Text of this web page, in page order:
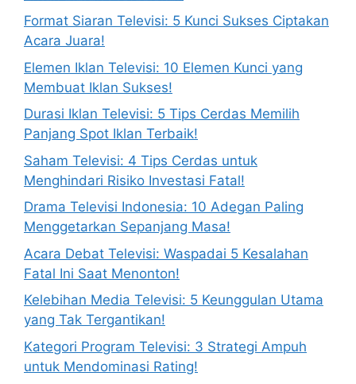
Format Siaran Televisi: 5 Kunci Sukses Ciptakan
Acara Juara!
Elemen Iklan Televisi: 10 Elemen Kunci yang
Membuat Iklan Sukses!
Durasi Iklan Televisi: 5 Tips Cerdas Memilih
Panjang Spot Iklan Terbaik!
Saham Televisi: 4 Tips Cerdas untuk
Menghindari Risiko Investasi Fatal!
Drama Televisi Indonesia: 10 Adegan Paling
Menggetarkan Sepanjang Masa!
Acara Debat Televisi: Waspadai 5 Kesalahan
Fatal Ini Saat Menonton!
Kelebihan Media Televisi: 5 Keunggulan Utama
yang Tak Tergantikan!
Kategori Program Televisi: 3 Strategi Ampuh
untuk Mendominasi Rating!